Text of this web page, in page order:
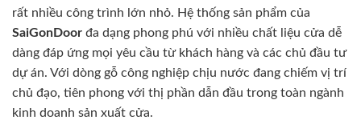
rất nhiều công trình lớn nhỏ. Hệ thống sản phẩm của
SaiGonDoor đa dạng phong phú với nhiều chất liệu cửa dễ
dàng đáp ứng mọi yêu cầu từ khách hàng và các chủ đầu tư
dự án. Với dòng gỗ công nghiệp chịu nước đang chiếm vị trí
chủ đạo, tiên phong với thị phần dẫn đầu trong toàn ngành
kinh doanh sản xuất cửa.